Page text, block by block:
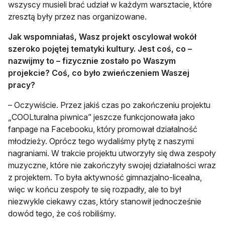
wszyscy musieli brać udział w każdym warsztacie, które
zresztą były przez nas organizowane.
Jak wspomniałaś, Wasz projekt oscylował wokół
szeroko pojętej tematyki kultury. Jest coś, co –
nazwijmy to – fizycznie zostało po Waszym
projekcie? Coś, co było zwieńczeniem Waszej
pracy?
– Oczywiście. Przez jakiś czas po zakończeniu projektu
„COOLturalna piwnica” jeszcze funkcjonowała jako
fanpage na Facebooku, który promował działalność
młodzieży. Oprócz tego wydaliśmy płytę z naszymi
nagraniami. W trakcie projektu utworzyły się dwa zespoły
muzyczne, które nie zakończyły swojej działalności wraz
z projektem. To była aktywność gimnazjalno-licealna,
więc w końcu zespoły te się rozpadły, ale to był
niezwykle ciekawy czas, który stanowił jednocześnie
dowód tego, że coś robiliśmy.